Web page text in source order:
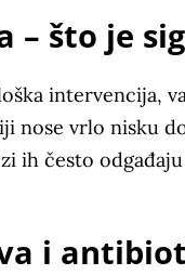
– što je
intervencija,
nose vrlo nisku
ih često
i